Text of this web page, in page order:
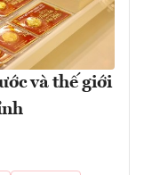
và thế giới